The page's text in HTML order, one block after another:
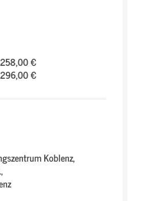
258,00 €
296,00 €
Koblenz,